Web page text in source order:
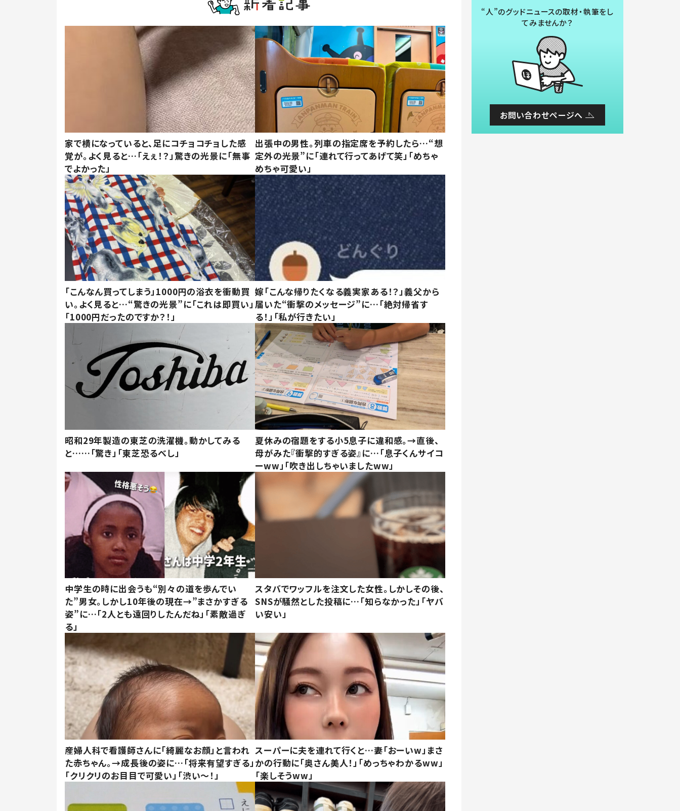
家で横になっていると、足にコチョコチョした感
覚が。よく見ると…「えぇ！？」驚きの光景に「無事
でよかった」
出張中の男性。列車の指定席を予約したら…“想
定外の光景”に「連れて行ってあげて笑」「めちゃ
めちゃ可愛い」
「こんなん買ってしまう」1000円の浴衣を衝動買
い。よく見ると…“驚きの光景”に「これは即買い」
「1000円だったのですか？！」
嫁「こんな帰りたくなる義実家ある！？」義父から
届いた“衝撃のメッセージ”に…「絶対帰省す
る！」「私が行きたい」
昭和29年製造の東芝の洗濯機。動かしてみる
と……「驚き」「東芝恐るべし」
夏休みの宿題をする小5息子に違和感。→直後、
母がみた『衝撃的すぎる姿』に…「息子くんサイコ
ーww」「吹き出しちゃいましたww」
中学生の時に出会うも“別々の道を歩んでい
た”男女。しかし10年後の現在→”まさかすぎる
姿”に…「2人とも遠回りしたんだね」「素敵過ぎ
る」
スタバでワッフルを注文した女性。しかしその後、
SNSが騒然とした投稿に…「知らなかった」「ヤバ
い安い」
産婦人科で看護師さんに「綺麗なお顔」と言われ
た赤ちゃん。→成長後の姿に…「将来有望すぎる」
「クリクリのお目目で可愛い」「渋い～！」
スーパーに夫を連れて行くと…妻「おーいw」まさ
かの行動に「奥さん美人！」「めっちゃわかるww」
「楽しそうww」
“人”のグッドニュースの取材・執筆をし
てみませんか？
お問い合わせページへ